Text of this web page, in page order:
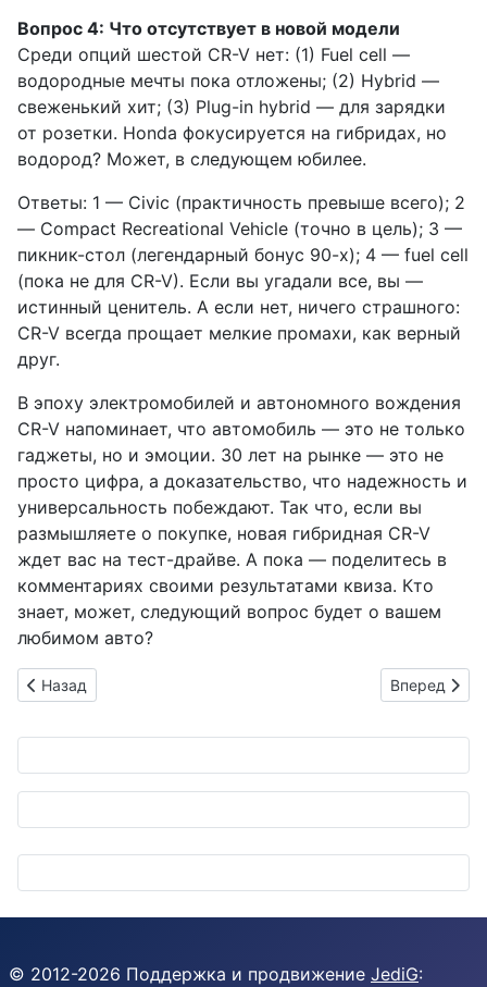
Вопрос 4: Что отсутствует в новой модели
Среди опций шестой CR-V нет: (1) Fuel cell —
водородные мечты пока отложены; (2) Hybrid —
свеженький хит; (3) Plug-in hybrid — для зарядки
от розетки. Honda фокусируется на гибридах, но
водород? Может, в следующем юбилее.
Ответы: 1 — Civic (практичность превыше всего); 2
— Compact Recreational Vehicle (точно в цель); 3 —
пикник-стол (легендарный бонус 90-х); 4 — fuel cell
(пока не для CR-V). Если вы угадали все, вы —
истинный ценитель. А если нет, ничего страшного:
CR-V всегда прощает мелкие промахи, как верный
друг.
В эпоху электромобилей и автономного вождения
CR-V напоминает, что автомобиль — это не только
гаджеты, но и эмоции. 30 лет на рынке — это не
просто цифра, а доказательство, что надежность и
универсальность побеждают. Так что, если вы
размышляете о покупке, новая гибридная CR-V
ждет вас на тест-драйве. А пока — поделитесь в
комментариях своими результатами квиза. Кто
знает, может, следующий вопрос будет о вашем
любимом авто?
Предыдущий: Lime ставит невидимые барьеры:
Назад Следующий:
Вперед
© 2012-2026 Поддержка и продвижение JediG: